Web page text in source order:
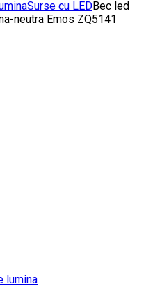
Surse cu LEDBec led
neutra Emos ZQ5141
lumina